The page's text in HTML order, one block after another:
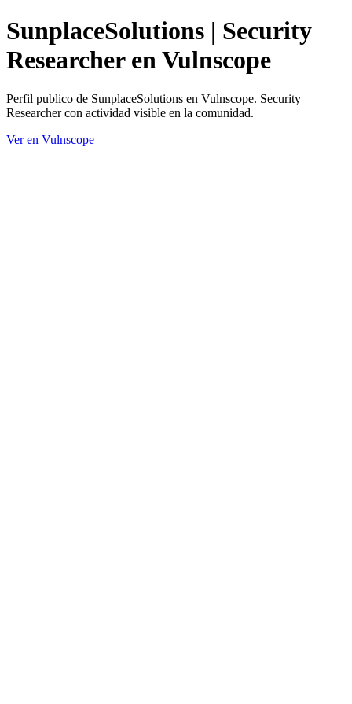
SunplaceSolutions | Security
Researcher en Vulnscope
Perfil publico de SunplaceSolutions en Vulnscope. Security
Researcher con actividad visible en la comunidad.
Ver en Vulnscope